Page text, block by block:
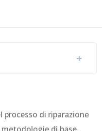
processo di riparazione